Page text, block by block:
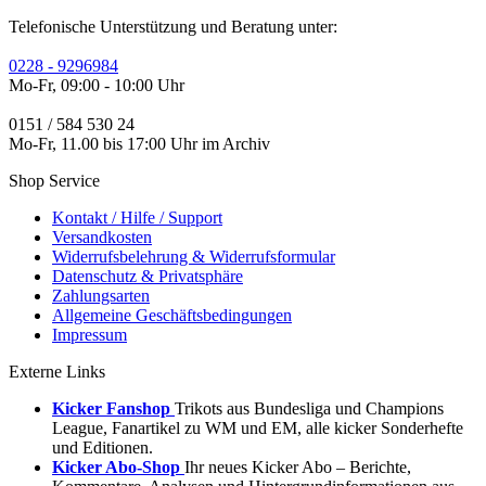
Telefonische Unterstützung und Beratung unter:
0228 - 9296984
Mo-Fr, 09:00 - 10:00 Uhr
0151 / 584 530 24
Mo-Fr, 11.00 bis 17:00 Uhr im Archiv
Shop Service
Kontakt / Hilfe / Support
Versandkosten
Widerrufsbelehrung & Widerrufsformular
Datenschutz & Privatsphäre
Zahlungsarten
Allgemeine Geschäftsbedingungen
Impressum
Externe Links
Kicker Fanshop Trikots aus Bundesliga und Champions
League, Fanartikel zu WM und EM, alle kicker Sonderhefte
und Editionen.
Kicker Abo-Shop Ihr neues Kicker Abo – Berichte,